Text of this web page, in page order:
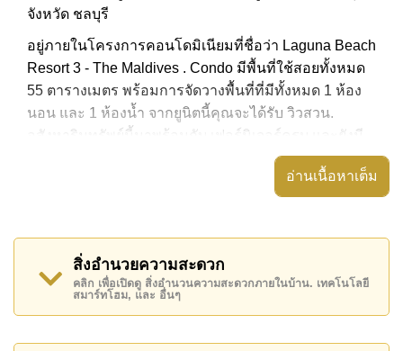
จังหวัด ชลบุรี
อยู่ภายในโครงการคอนโดมิเนียมที่ชื่อว่า Laguna Beach
Resort 3 - The Maldives . Condo มีพื้นที่ใช้สอยทั้งหมด
55 ตารางเมตร พร้อมการจัดวางพื้นที่ที่มีทั้งหมด 1 ห้อง
นอน และ 1 ห้องน้ำ จากยูนิตนี้คุณจะได้รับ วิวสวน.
อสังหาริมทรัพย์นี้มาพร้อมกับ เฟอร์นิเจอร์ครบ และยังมี
สิ่งอำนวยความสะดวก ได้แก่ ห้องหัวมุม, มีระเบียง,
Laguna Beach Resort 3 - The Maldives มีสิ่งอำนวย
ความสะดวกส่วนกลาง ได้แก่ สไลเดอร์, ฟิสเนส, ห้อง
เกมส์, ซาวน่าหรือห้องอบไอน้ำ
สถานที่สำคัญใกล้ Laguna Beach Resort 3 - The
Maldives ได้แก่: เดินทางไปชายหาดได้ง่าย, ไกล้เคียงรถ
อ่านเนื้อหาเต็ม
สิ่งอำนวยความสะดวก
คลิก เพื่อเปิดดู สิ่งอำนวนความสะดวกภายในบ้าน. เทคโนโลยี
สมาร์ทโฮม, และ อื่นๆ